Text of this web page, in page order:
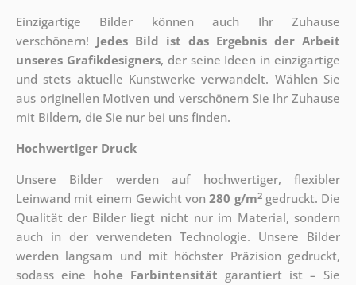
Einzigartige Bilder können auch Ihr Zuhause
verschönern! Jedes Bild ist das Ergebnis der Arbeit
unseres Grafikdesigners, der seine Ideen in einzigartige
und stets aktuelle Kunstwerke verwandelt. Wählen Sie
aus originellen Motiven und verschönern Sie Ihr Zuhause
mit Bildern, die Sie nur bei uns finden.
Hochwertiger Druck
Unsere Bilder werden auf hochwertiger, flexibler
Leinwand mit einem Gewicht von280 g/m2gedruckt. Die
Qualität der Bilder liegt nicht nur im Material, sondern
auch in der verwendeten Technologie. Unsere Bilder
werden langsam und mit höchster Präzision gedruckt,
sodass eine hohe Farbintensität garantiert ist – Sie